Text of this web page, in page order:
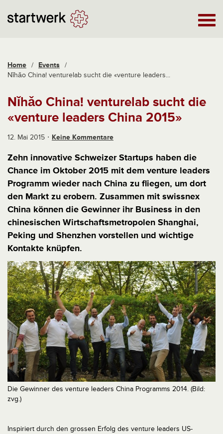
Home / Events /
Nǐhǎo China! venturelab sucht die «venture leaders...
Nǐhǎo China! venturelab sucht die
«venture leaders China 2015»
12. Mai 2015 Keine Kommentare
Zehn innovative Schweizer Startups haben die
Chance im Oktober 2015 mit dem venture leaders
Programm wieder nach China zu fliegen, um dort
den Markt zu erobern. Zusammen mit swissnex
China können die Gewinner ihr Business in den
chinesischen Wirtschaftsmetropolen Shanghai,
Peking und Shenzhen vorstellen und wichtige
Kontakte knüpfen.
Die Gewinner des venture leaders China Programms 2014. (Bild:
zvg.)
Inspiriert durch den grossen Erfolg des venture leaders US-